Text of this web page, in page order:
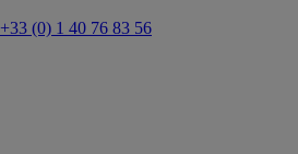
+33 (0) 1 40 76 83 56